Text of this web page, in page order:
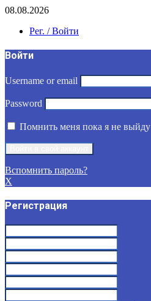
08.08.2026
Рег. / Войти
Войти
Username or email
Password
Помнить меня пока я не выйду
Вспомнить пароль?
X
Регистрация